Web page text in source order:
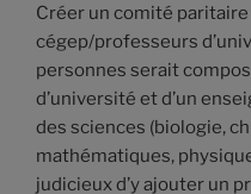
Créer un comité
cégep/professeurs
personnes serait
d’université et d’un
des sciences (biologie,
mathématiques,
judicieux d’y ajouter un